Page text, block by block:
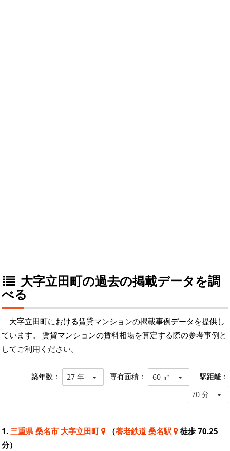
大字立田町の過去の掲載データを調
べる
大字立田町における賃貸マンションの掲載事例データを提供し
ています。 賃貸マンションの賃料相場を算定する際の参考事例と
してご利用ください。
築年数： 27 年 専有面積： 60 ㎡ 駅距離：
70 分
1. 三重県 桑名市 大字立田町 （養老鉄道 桑名駅
徒歩 70.25
分）